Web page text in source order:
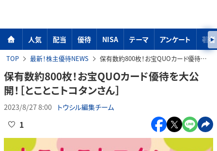
人気 配当 優待 NISA テーマ アンケート 著者
TOP 最新！株主優待NEWS 保有数約800枚！お宝QUOカード優待を大公開！［とことこトコタンさん］
保有数約800枚！お宝QUOカード優待を大公
開！［とことこトコタンさん］
2023/8/27 8:00 トウシル編集チーム
1